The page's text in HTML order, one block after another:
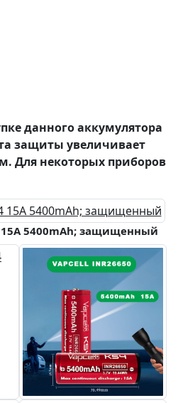
данного аккумулятора
защиты увеличивает
Для некоторых приборов
15A 5400mAh; защищенный